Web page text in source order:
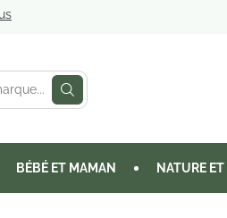
BÉBÉ ET MAMAN NATURE